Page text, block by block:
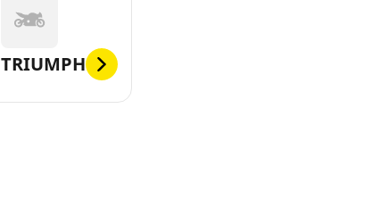
TRIUMPH